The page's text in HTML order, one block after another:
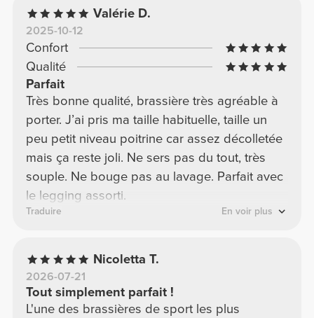
Valérie D.
2025-10-12
Confort
Qualité
Parfait
Très bonne qualité, brassière très agréable à
porter. J’ai pris ma taille habituelle, taille un
peu petit niveau poitrine car assez décolletée
mais ça reste joli. Ne sers pas du tout, très
souple. Ne bouge pas au lavage. Parfait avec
le legging assorti.
Traduire En voir plus
Nicoletta T.
2026-07-21
Tout simplement parfait !
L'une des brassières de sport les plus